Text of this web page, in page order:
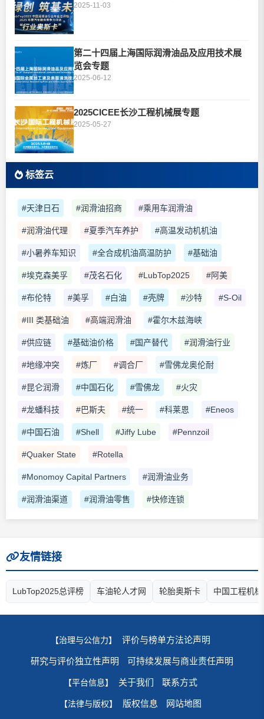
2025-11-03
第二十四届上海国际润滑油品及应用技术展
览会专题
2025-06-12
2025CICEE长沙工程机械展专题
2025-05-27
标签云
#天津日石 #润滑油招商 #乘用车润滑油
#润滑油代理 #夏季汽车养护 #高温发动机机油
#小暑养车知识 #全合成机油高温防护 #基础油
#埃克森美孚 #茂名石化 #LubTop2025 #阿美
#布伦特 #美孚 #白油 #壳牌 #沙特 #S-Oil
#III 类基础油 #高端润滑油 #霍尔木兹海峡
#供应链 #基础油价格 #国产替代 #润滑油行业
#地缘冲突 #炼厂 #调合厂 #雪佛龙奥伦耐
#昆仑润滑 #中国石化 #雪佛龙 #火灾
#龙蟠科技 #巴斯夫 #统一 #科莱恩 #Eneos
#中国石油 #Shell #Jiffy Lube #Pennzoil
#Quaker State #Rotella
#Monomoy Capital Partners #润滑油业务
#润滑油渠道 #润滑油零售 #快修连锁
友情链接
LubTop2025总评榜 车油轮人才网 轮胎奥斯卡 中国工程机
【治理与公信力】 评价与榜单方法论声明
研究与评价独立性声明 可持续发展与商业责任声明
【平台信息】 关于我们 联系方式
【法律与版权】 版权信息 网站地图